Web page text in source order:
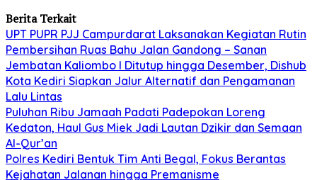
Berita Terkait
UPT PUPR PJJ Campurdarat Laksanakan Kegiatan Rutin
Pembersihan Ruas Bahu Jalan Gandong – Sanan
Jembatan Kaliombo I Ditutup hingga Desember, Dishub
Kota Kediri Siapkan Jalur Alternatif dan Pengamanan
Lalu Lintas
Puluhan Ribu Jamaah Padati Padepokan Loreng
Kedaton, Haul Gus Miek Jadi Lautan Dzikir dan Semaan
Al-Qur’an
Polres Kediri Bentuk Tim Anti Begal, Fokus Berantas
Kejahatan Jalanan hingga Premanisme